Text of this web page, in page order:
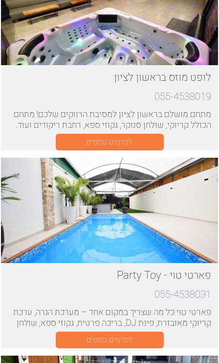
לופט מוזס בראשון לציון
055-4538019
מתחם מושלם בראשון לציון למסיבת הרווקים שלכם! מתחם
הכולל קריוקי, שולחן סנוקר, גקוזי ספא, רחבת ריקודים ועוד.
לפרטים נוספים
פארטי טוי - Party Toy
055-4538031
פארטי טוי כל מה שצריך במקום אחד – מערכת הגרה, ערכת
קריוקי מאובזרת, פינת DJ, בריכה פרטית, גקוזי ספא, שולחן
לפרטים נוספים